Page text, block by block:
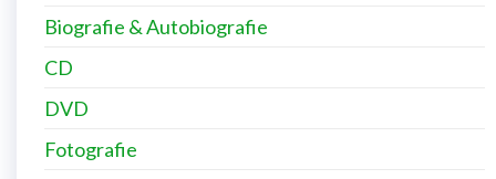
Biografie & Autobiografie
CD
DVD
Fotografie